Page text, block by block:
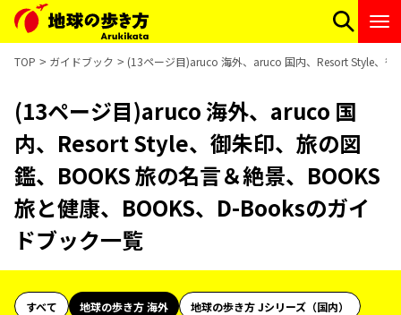
TOP ガイドブック (13ページ目)aruco 海外、aruco 国内、Resort Style、
(13ページ目)aruco 海外、aruco 国
内、Resort Style、御朱印、旅の図
鑑、BOOKS 旅の名言＆絶景、BOOKS
旅と健康、BOOKS、D-Booksのガイ
ドブック一覧
すべて 地球の歩き方 海外
地球の歩き方 Jシリーズ（国内）